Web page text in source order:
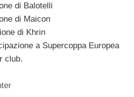
di Balotelli
di Maicon
di Khrin
a Supercoppa Europea
club.